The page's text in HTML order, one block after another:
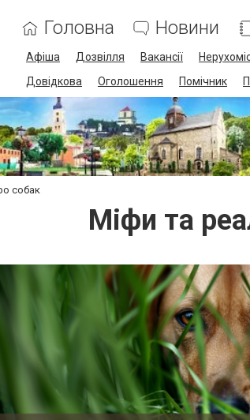
Головна Новини
Афіша Дозвілля Вакансії
Довідкова
Оголошення Помічник
собак
Міфи та